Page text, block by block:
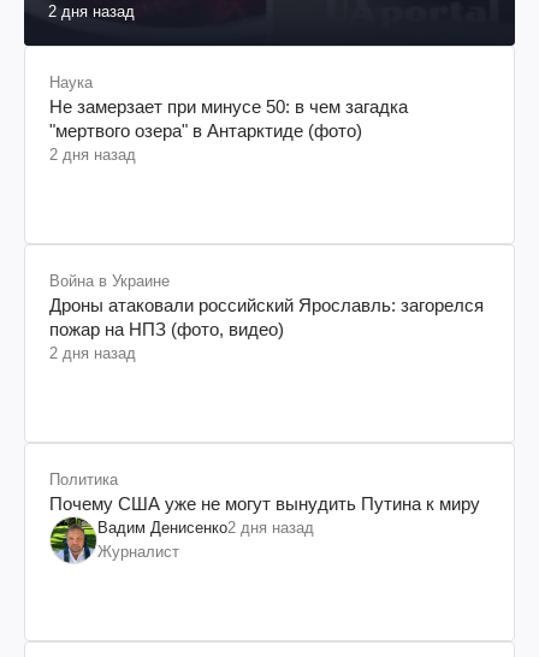
2 дня назад
Наука
Не замерзает при минусе 50: в чем загадка
"мертвого озера" в Антарктиде (фото)
2 дня назад
Война в Украине
Дроны атаковали российский Ярославль: загорелся
пожар на НПЗ (фото, видео)
2 дня назад
Политика
Почему США уже не могут вынудить Путина к миру
Вадим Денисенко2 дня назад
Журналист